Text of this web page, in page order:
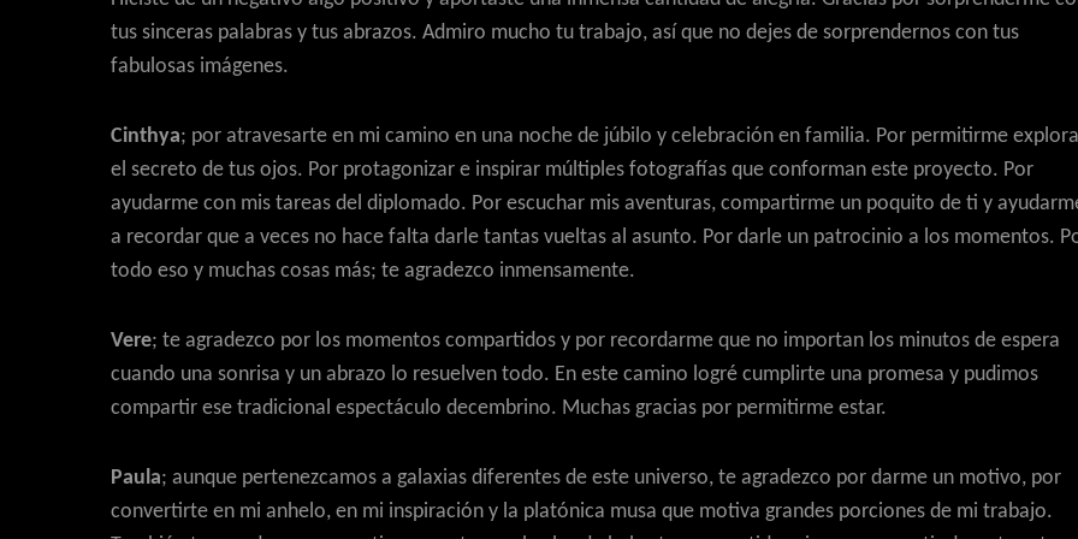
tus sinceras palabras y tus abrazos. Admiro mucho tu trabajo, así que no dejes de sorprendernos con tus
fabulosas imágenes.
Cinthya; por atravesarte en mi camino en una noche de júbilo y celebración en familia. Por permitirme
el secreto de tus ojos. Por protagonizar e inspirar múltiples fotografías que conforman este proyecto. Por
ayudarme con mis tareas del diplomado. Por escuchar mis aventuras, compartirme un poquito de ti y
a recordar que a veces no hace falta darle tantas vueltas al asunto. Por darle un patrocinio a los momentos.
todo eso y muchas cosas más; te agradezco inmensamente.
Vere; te agradezco por los momentos compartidos y por recordarme que no importan los minutos de espera
cuando una sonrisa y un abrazo lo resuelven todo. En este camino logré cumplirte una promesa y pudimos
compartir ese tradicional espectáculo decembrino. Muchas gracias por permitirme estar.
Paula; aunque pertenezcamos a galaxias diferentes de este universo, te agradezco por darme un motivo, por
convertirte en mi anhelo, en mi inspiración y la platónica musa que motiva grandes porciones de mi trabajo.